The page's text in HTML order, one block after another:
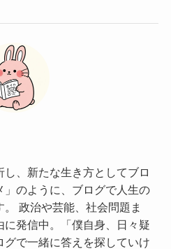
、新たな生き方としてブロ
」のように、ブログで人生の
政治や芸能、社会問題ま
発信中。「僕自身、日々疑
で一緒に答えを探していけ